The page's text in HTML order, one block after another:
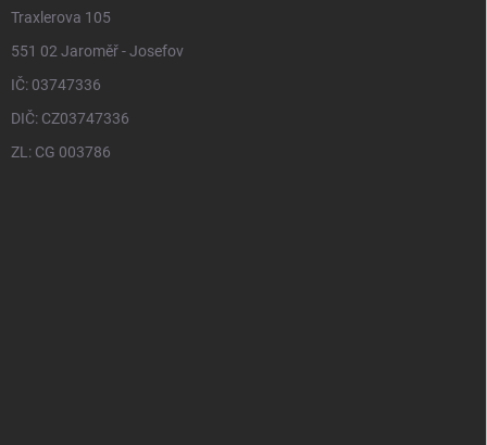
Traxlerova 105
551 02 Jaroměř - Josefov
IČ: 03747336
DIČ: CZ03747336
ZL: CG 003786